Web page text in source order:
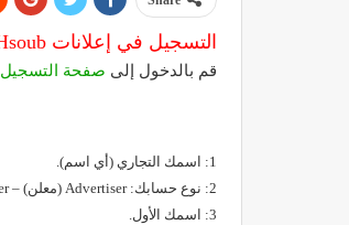
التسجيل في إعلانات Hsoub:
قم بالدخول إلى صفحة التسجيل
1: اسمك التجاري (أي اسم).
2: نوع حسابك: Advertiser (معلن) – Publisher (ناشر)، ويفضل أن تختار الاثنين.
3: اسمك الأول.